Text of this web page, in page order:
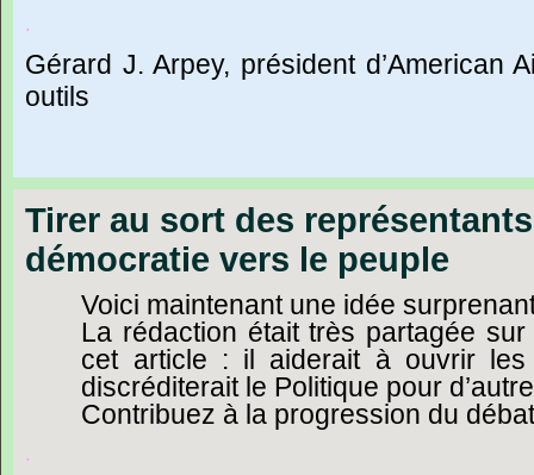
.
Gérard J. Arpey, président d’American
outils
Tirer au sort des
démocratie vers le peuple
Voici maintenant une idée
La rédaction était très partagée sur
cet article : il aiderait à ouvrir les
discréditerait le Politique pour
Contribuez à la progression du
.